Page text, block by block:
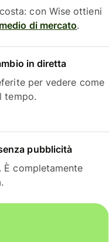
con Wise ottieni
di mercato.
in diretta
per vedere come
tempo.
pubblicità
È completamente